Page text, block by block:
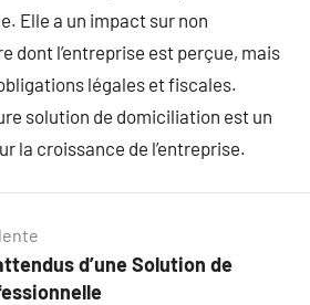
Elle a un impact sur non
dont l’entreprise est perçue, mais
légales et fiscales.
solution de domiciliation est un
la croissance de l’entreprise.
d’une Solution de